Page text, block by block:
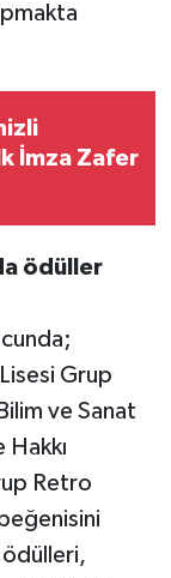
İmza Zafer
ödüller
Lisesi Grup
ve Sanat
Retro
ödülleri,